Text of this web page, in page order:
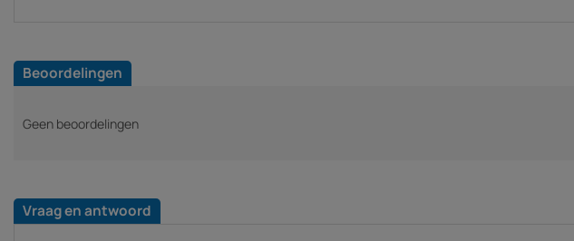
Beoordelingen
Geen beoordelingen
Vraag en antwoord